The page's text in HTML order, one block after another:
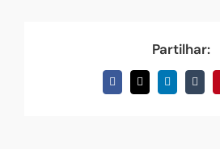
Partilhar:
Facebook
X LinkedIn